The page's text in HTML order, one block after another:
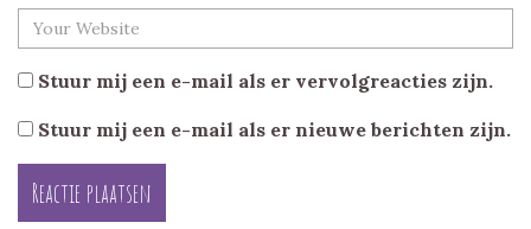
Stuur mij een e-mail als er vervolgreacties zijn.
Stuur mij een e-mail als er nieuwe berichten zijn.